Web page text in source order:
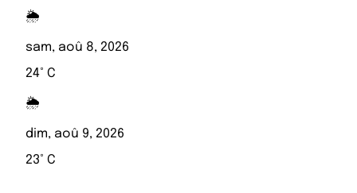
🌦️
sam, aoû 8, 2026
24° C
🌦️
dim, aoû 9, 2026
23° C